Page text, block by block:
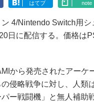
はてブ note
4/Nintendo Switch用シ
日に配信する。価格は
から発売されたアーケ
侵略戦争に対し、人類
ー戦闘機」と無人補助